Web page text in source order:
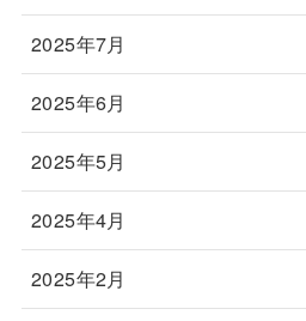
2025年7月
2025年6月
2025年5月
2025年4月
2025年2月